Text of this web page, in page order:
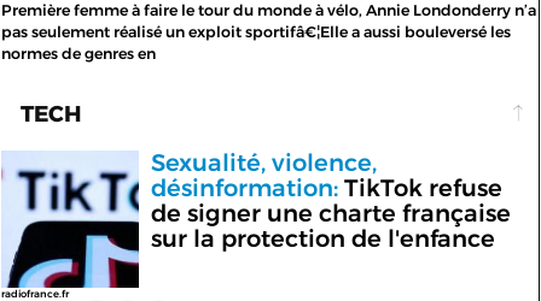
Première femme à faire le tour du monde à vélo, Annie Londonderry n’a
pas seulement réalisé un exploit sportifâ€¦Elle a aussi bouleversé les
normes de genres en
TECH
radiofrance.fr
Sexualité, violence,
désinformation:TikTok refuse
de signer une charte française
sur la protection de l'enfance